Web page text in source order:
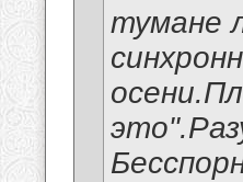
тумане